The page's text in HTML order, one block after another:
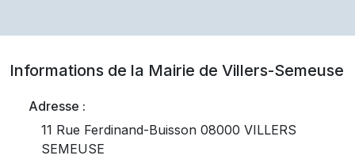
Informations de la Mairie de Villers-Semeuse
Adresse :
11 Rue Ferdinand-Buisson 08000 VILLERS
SEMEUSE